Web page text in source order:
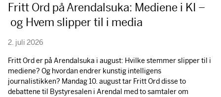
Fritt Ord på Arendalsuka: Mediene i KI –
og Hvem slipper til i media
2. juli 2026
Fritt Ord er på Arendalsuka i august: Hvilke stemmer slipper til i
mediene? Og hvordan endrer kunstig intelligens
journalistikken? Mandag 10. august tar Fritt Ord disse to
debattene til Bystyresalen i Arendal med to samtaler om